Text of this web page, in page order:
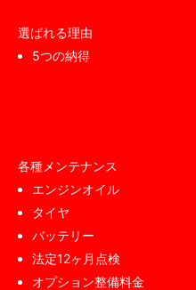
選ばれる理由
5つの納得
各種メンテナンス
エンジンオイル
タイヤ
バッテリー
法定12ヶ月点検
オプション整備料金